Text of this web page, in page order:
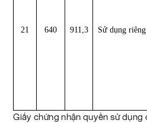
21 640 911,3 Sử dụng riêng
Giấy chứng nhận quyền sử